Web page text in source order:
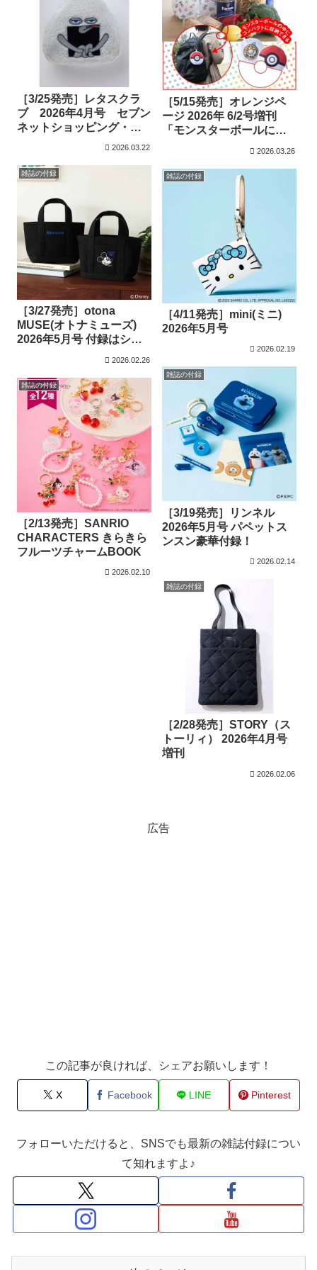
［5/15発売］オレンジペ
ージ 2026年 6/2号増刊
「モンスターボールに
2026.03.26
［3/25発売］レタスクラ
ブ 2026年4月号 セブン
ネットショッピング・セ
2026.03.22
雑誌の付録
［3/27発売］otona
MUSE(オトナミューズ)
2026年5月号 付録はシン
2026.02.26
雑誌の付録
［4/11発売］mini(ミニ)
2026年5月号
2026.02.19
雑誌の付録
［3/19発売］リンネル
2026年5月号 パペットス
ンスン豪華付録！
2026.02.14
雑誌の付録
［2/13発売］SANRIO
CHARACTERS きらきら
フルーツチャームBOOK
2026.02.10
雑誌の付録
［2/28発売］STORY（ス
トーリィ） 2026年4月号
増刊
2026.02.06
広告
この記事が良ければ、シェアお願いします！
X Facebook LINE Pinterest
フォローいただけると、SNSでも最新の雑誌付録につい
て知れますよ♪